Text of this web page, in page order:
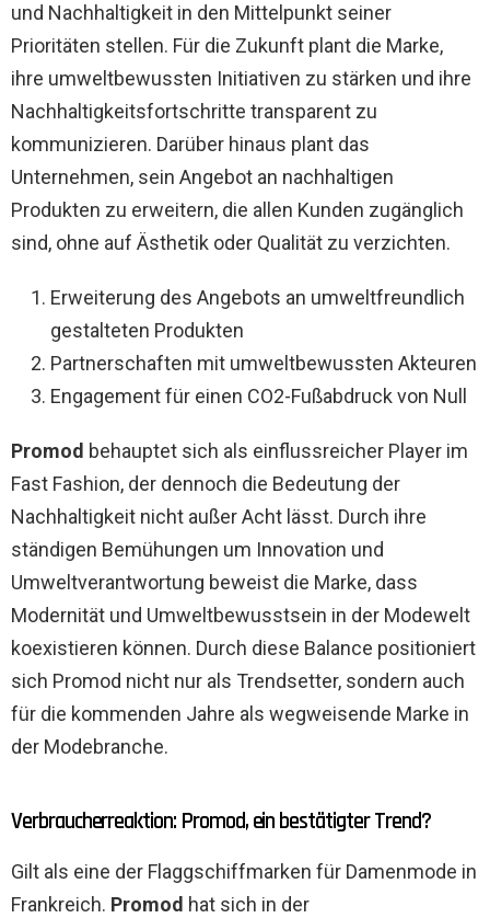
und Nachhaltigkeit in den Mittelpunkt seiner
Prioritäten stellen. Für die Zukunft plant die Marke,
ihre umweltbewussten Initiativen zu stärken und ihre
Nachhaltigkeitsfortschritte transparent zu
kommunizieren. Darüber hinaus plant das
Unternehmen, sein Angebot an nachhaltigen
Produkten zu erweitern, die allen Kunden zugänglich
sind, ohne auf Ästhetik oder Qualität zu verzichten.
Erweiterung des Angebots an umweltfreundlich
gestalteten Produkten
Partnerschaften mit umweltbewussten Akteuren
Engagement für einen CO2-Fußabdruck von Null
Promod behauptet sich als einflussreicher Player im
Fast Fashion, der dennoch die Bedeutung der
Nachhaltigkeit nicht außer Acht lässt. Durch ihre
ständigen Bemühungen um Innovation und
Umweltverantwortung beweist die Marke, dass
Modernität und Umweltbewusstsein in der Modewelt
koexistieren können. Durch diese Balance positioniert
sich Promod nicht nur als Trendsetter, sondern auch
für die kommenden Jahre als wegweisende Marke in
der Modebranche.
Verbraucherreaktion: Promod, ein bestätigter Trend?
Gilt als eine der Flaggschiffmarken für Damenmode in
Frankreich. Promod hat sich in der